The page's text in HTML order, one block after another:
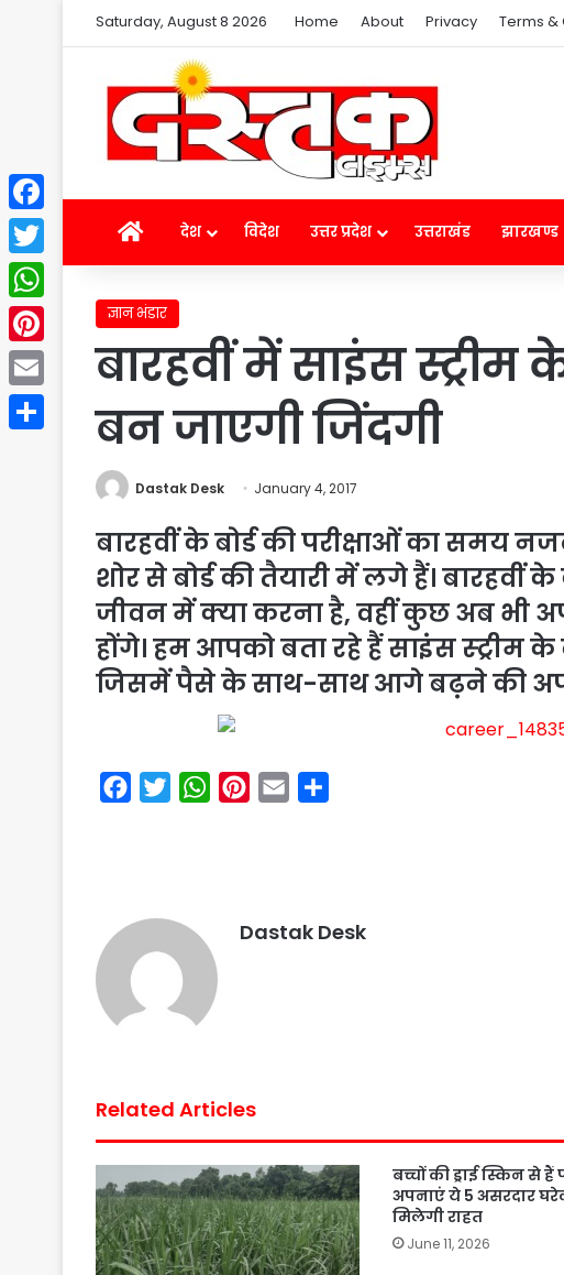
Saturday, August 8 2026 Home About Privacy Terms &
Homeदेश विदेश उत्तर प्रदेश उत्तराखंड झारखण्ड
ज्ञान भंडार
बारहवीं में साइंस स्ट्रीम
बन जाएगी जिंदगी
Dastak Desk January 4, 2017
बारहवीं के बोर्ड की परीक्षाओं का समय
शोर से बोर्ड की तैयारी में लगे हैं।
जीवन में क्या करना है, वहीं कुछ अब भी
होंगे। हम आपको बता रहे हैं साइंस
जिसमें पैसे के साथ-साथ आगे बढ़ने की
o
k
r
W
p
p
r
Dastak Desk
Related Articles
बच्चों की ड्राई स्किन से हैं
अपनाएं ये 5 असरदार
मिलेगी राहत
June 11, 2026
Facebook
Twitter
WhatsApp
Pinterest
Email